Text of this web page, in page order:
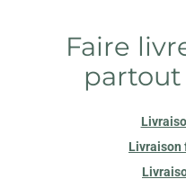
Faire
partout
Livraison